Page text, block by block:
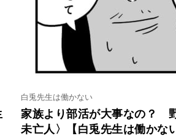
白兎先生は働かない
家族より部活が大事なの？
未亡人〉【白兎先生は働かな